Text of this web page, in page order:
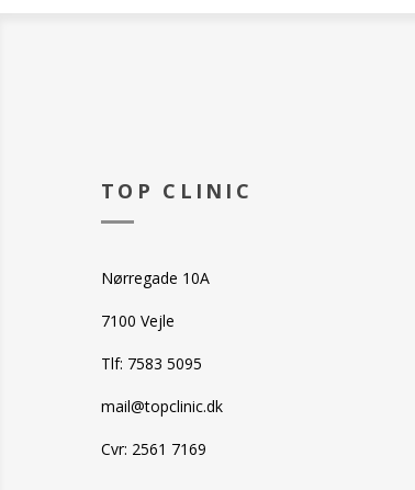
TOP CLINIC
Nørregade 10A
7100 Vejle
Tlf: 7583 5095
mail@topclinic.dk
Cvr: 2561 7169